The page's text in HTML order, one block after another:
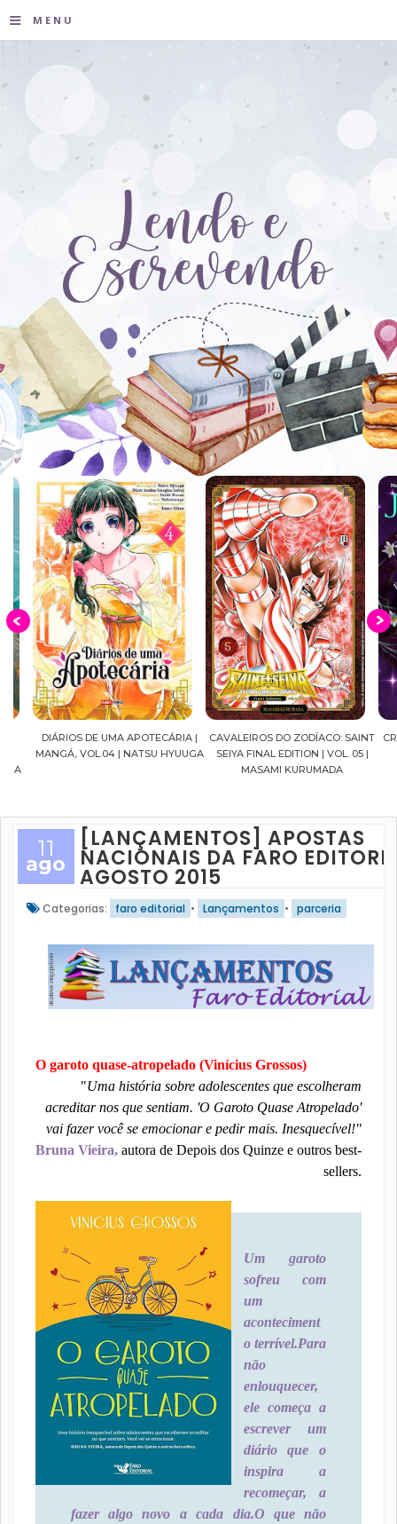
≡ MENU
DIÁRIOS DE UMA APOTECÁRIA |
MANGÁ, VOL.04 | NATSU HYUUGA
CAVALEIROS DO ZODÍACO: SAINT
SEIYA FINAL EDITION | VOL. 05 |
MASAMI KURUMADA
11
ago
[LANÇAMENTOS] APOSTAS
NACIONAIS DA FARO
AGOSTO 2015
Categorias: faro editorial • Lançamentos • parceria
O garoto quase-atropelado (Vinícius Grossos)
"Uma história sobre adolescentes que escolheram
acreditar nos que sentiam. 'O Garoto Quase Atropelado'
vai fazer você se emocionar e pedir mais. Inesquecível!"
Bruna Vieira, autora de Depois dos Quinze e outros best-
sellers.
Um garoto
sofreu com
um
aconteciment
o terrível.Para
não
enlouquecer,
ele começa a
escrever um
diário que o
inspira a
recomeçar, a
fazer algo novo a cada dia.O que não